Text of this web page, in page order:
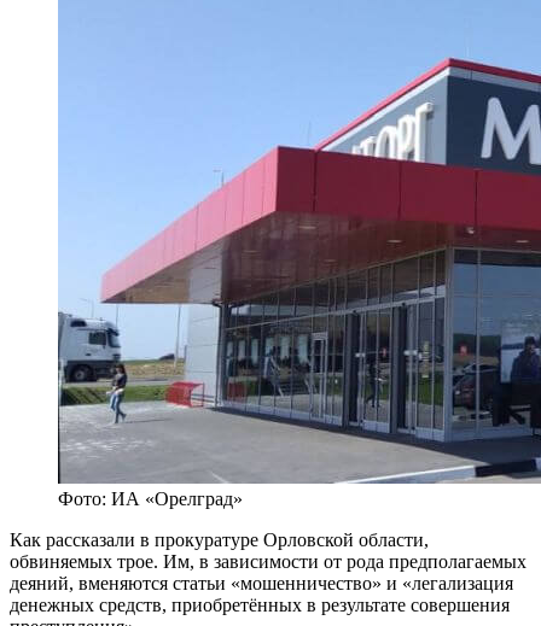
Фото: ИА «Орелград»
Как рассказали в прокуратуре Орловской области,
обвиняемых трое. Им, в зависимости от рода предполагаемых
деяний, вменяются статьи «мошенничество» и «легализация
денежных средств, приобретённых в результате совершения